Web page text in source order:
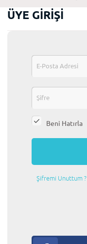
ÜYE GİRİŞİ
Beni Hatırla
Şifremi Unuttum ?